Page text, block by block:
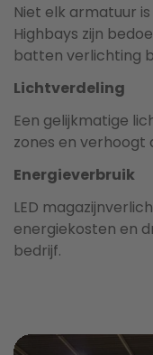
Niet elk armatuur
Highbays zijn
batten verlichting
Lichtverdeling
Een gelijkmatige
zones en verhoogt
Energieverbruik
LED
energiekosten en
bedrijf.